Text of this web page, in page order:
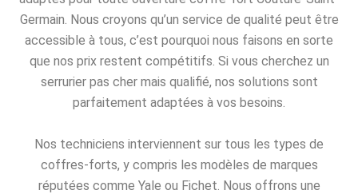
Germain. Nous croyons qu’un service de qualité peut être
accessible à tous, c’est pourquoi nous faisons en sorte
que nos prix restent compétitifs. Si vous cherchez un
serrurier pas cher mais qualifié, nos solutions sont
parfaitement adaptées à vos besoins.
Nos techniciens interviennent sur tous les types de
coffres-forts, y compris les modèles de marques
réputées comme Yale ou Fichet. Nous offrons une